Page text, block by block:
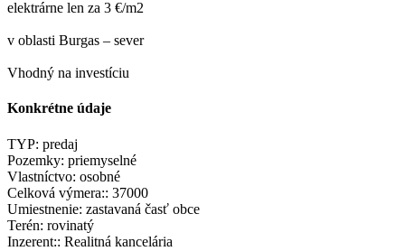
elektrárne len za 3 €/m2
v oblasti Burgas – sever
Vhodný na investíciu
Konkrétne údaje
TYP: predaj
Pozemky: priemyselné
Vlastníctvo: osobné
Celková výmera:: 37000
Umiestnenie: zastavaná časť obce
Terén: rovinatý
Inzerent:: Realitná kancelária